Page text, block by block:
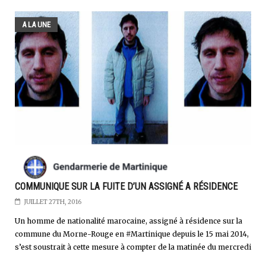
A LA UNE
COMMUNIQUE SUR LA FUITE D’UN ASSIGNÉ A RÉSIDENCE
JUILLET 27TH, 2016
Un homme de nationalité marocaine, assigné à résidence sur la
commune du Morne-Rouge en #Martinique depuis le 15 mai 2014,
s’est soustrait à cette mesure à compter de la matinée du mercredi